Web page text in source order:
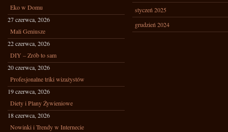
Eko w Domu
27 czerwca, 2026
Mali Geniusze
22 czerwca, 2026
DIY – Zrób to sam
20 czerwca, 2026
Profesjonalne triki wizażystów
19 czerwca, 2026
Diety i Plany Żywieniowe
18 czerwca, 2026
Nowinki i Trendy w Internecie
styczeń 2025
grudzień 2024